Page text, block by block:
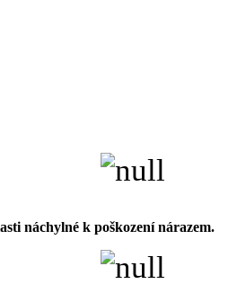
náchylné k poškození nárazem.